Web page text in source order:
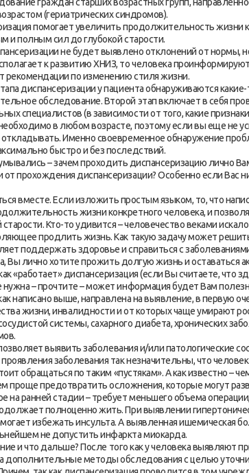
граждан старших возрастных групп,
(гериатрических синдромов).
помогает увеличить продолжительность жизни
и полным сил до глубокой старости.
не будет выявлено отклонений от нормы,
к развитию ХНИЗ, то человека
рекомендации по изменению стиля жизни.
диспансеризации у пациента обнаруживаются
обследование. Второй этап включает в себя
специалистов (в зависимости от того, какие
в любом возрасте, поэтому если вы еще не
Именно своевременное обнаружение
быстро и без последствий.
– зачем проходить диспансеризацию лично
прохождения диспансеризации? Особенно если Вас
вместе. Если изложить простым языком, то, что
жизни конкретного человека, и
Кто-то удивится – человечество веками
продлить жизнь. Как такую задачу может
поддержать здоровье и справиться с
Вы лично хотите прожить долгую жизнь и оставаться
«работает» диспансеризация (если Вы считаете, что
нужна – прочтите – может информация будет Вам
написано выше, направлена на выявление, в первую
жизни, инвалидности и от которых чаще умирают
системы, сахарного диабета, хронических
выявить заболевания и/или патологические
заболевания так незначительны, что
обращаться по таким «пустякам». А как известно –
проще предотвратить осложнения, которые могут
на ранней стадии – требует меньшего объема
полноценно жить. При выявлении
избежать инсульта. А выявленная ишемическая
не допустить инфаркта миокарда.
и что дальше? После того как у человека выявляют
дополнительные методы обследования с целью